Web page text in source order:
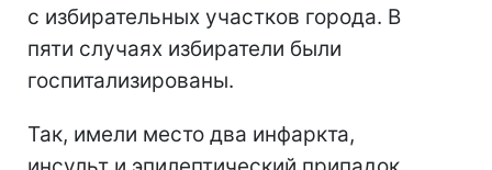
с избирательных участков города. В
пяти случаях избиратели были
госпитализированы.
Так, имели место два инфаркта,